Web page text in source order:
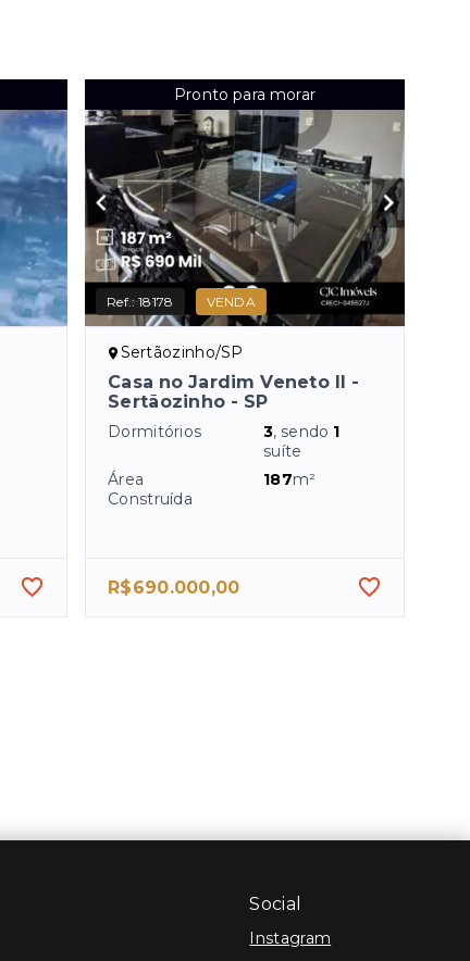
Pronto para morar
Ref.:18178 VENDA
Sertãozinho/SP
Casa no Jardim Veneto II -
Sertãozinho - SP
Dormitórios 3, sendo 1
suíte
Área
Construída
187m²
R$690.000,00
Social
Instagram